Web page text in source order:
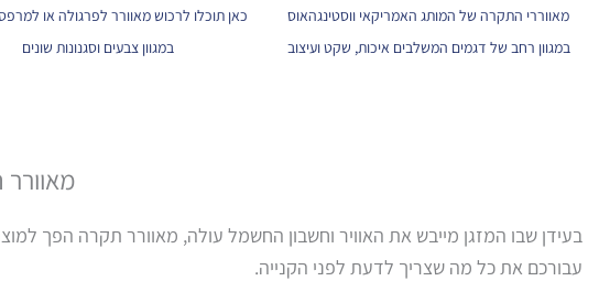
מאווררי התקרה של המותג האמריקאי ווסטינגהאוס
במגוון רחב של דגמים המשלבים איכות, שקט ועיצוב
כאן תוכלו לרכוש מאוורר לפרגולה או
במגוון צבעים וסגנונות שונים
בעידן שבו המזגן מייבש את האוויר וחשבון החשמל עולה, מאוורר תקרה הפך
עבורכם את כל מה שצריך לדעת לפני הקנייה.